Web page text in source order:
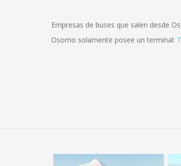
Empresas de buses que salen desde
Osorno solamente posee un terminal: